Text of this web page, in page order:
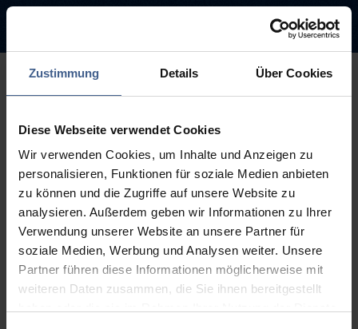
Zustimmung Details Über Cookies
Diese Webseite verwendet Cookies
Wir verwenden Cookies, um Inhalte und Anzeigen zu
personalisieren, Funktionen für soziale Medien anbieten
zu können und die Zugriffe auf unsere Website zu
analysieren. Außerdem geben wir Informationen zu Ihrer
Verwendung unserer Website an unsere Partner für
soziale Medien, Werbung und Analysen weiter. Unsere
Partner führen diese Informationen möglicherweise mit
weiteren Daten zusammen, die Sie ihnen bereitgestellt
Sorry, this page is not
available.
The link you followed may be broken or the page may have been
removed.
Back to homepage Go to search (Link offen)